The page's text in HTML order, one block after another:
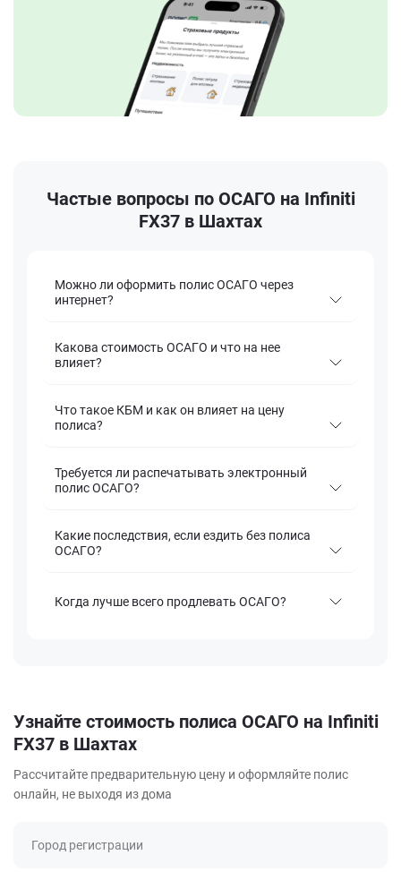
Частые вопросы по ОСАГО на Infiniti
FX37 в Шахтах
Можно ли оформить полис ОСАГО через
интернет?
Какова стоимость ОСАГО и что на нее
влияет?
Что такое КБМ и как он влияет на цену
полиса?
Требуется ли распечатывать электронный
полис ОСАГО?
Какие последствия, если ездить без полиса
ОСАГО?
Когда лучше всего продлевать ОСАГО?
Узнайте стоимость полиса ОСАГО на Infiniti
FX37 в Шахтах
Рассчитайте предварительную цену и оформляйте полис
онлайн, не выходя из дома
Город регистрации